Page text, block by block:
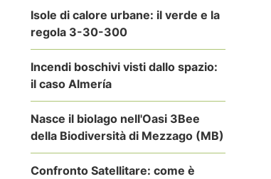
Isole di calore urbane: il verde e la
regola 3-30-300
Incendi boschivi visti dallo spazio:
il caso Almería
Nasce il biolago nell'Oasi 3Bee
della Biodiversità di Mezzago (MB)
Confronto Satellitare: come è